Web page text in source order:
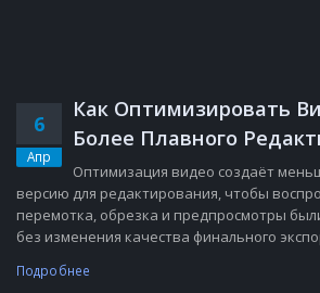
6
Апр
Как Оптимизировать
Более Плавного
Оптимизация видео создаёт
версию для редактирования, чтобы
перемотка, обрезка и предпросмотры
без изменения качества финального
Подробнее